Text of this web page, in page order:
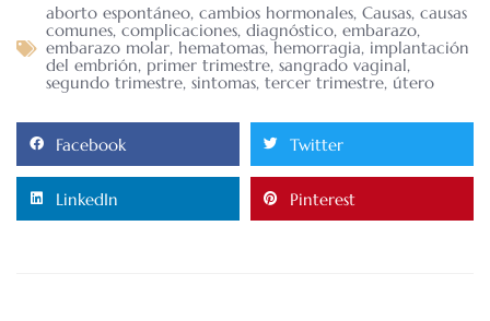
aborto espontáneo, cambios hormonales, Causas, causas
comunes, complicaciones, diagnóstico, embarazo,
embarazo molar, hematomas, hemorragia, implantación
del embrión, primer trimestre, sangrado vaginal,
segundo trimestre, sintomas, tercer trimestre, útero
Facebook Twitter
LinkedIn Pinterest